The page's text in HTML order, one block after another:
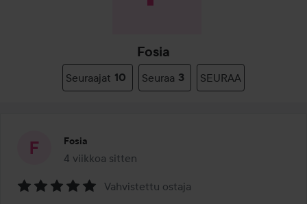
Fosia
Seuraajat 10 Seuraa 3 SEURAA
Fosia
4 viikkoa sitten
Viesti luotiin 4 viikkoa sitten
Vahvistettu ostaja